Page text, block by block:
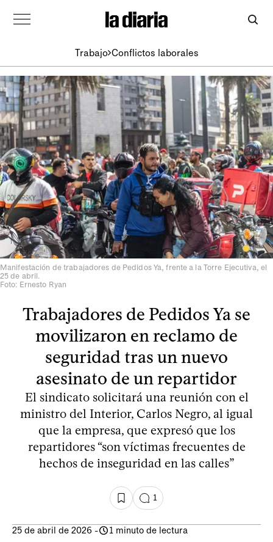
Trabajo Conflictos laborales
Manifestación de trabajadores de Pedidos Ya, frente a la Torre Ejecutiva, el
25 de abril.
Foto: Ernesto Ryan
Trabajadores de Pedidos Ya se
movilizaron en reclamo de
seguridad tras un nuevo
asesinato de un repartidor
El sindicato solicitará una reunión con el
ministro del Interior, Carlos Negro, al igual
que la empresa, que expresó que los
repartidores “son víctimas frecuentes de
hechos de inseguridad en las calles”
1
25 de abril de 2026 - 1 minuto de lectura